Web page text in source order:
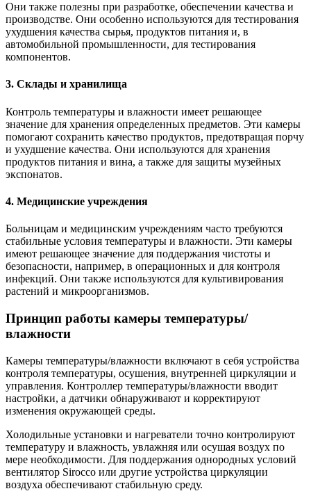
Они также полезны при разработке, обеспечении качества и
производстве. Они особенно используются для тестирования
ухудшения качества сырья, продуктов питания и, в
автомобильной промышленности, для тестирования
компонентов.
3. Склады и хранилища
Контроль температуры и влажности имеет решающее
значение для хранения определенных предметов. Эти камеры
помогают сохранить качество продуктов, предотвращая порчу
и ухудшение качества. Они используются для хранения
продуктов питания и вина, а также для защиты музейных
экспонатов.
4. Медицинские учреждения
Больницам и медицинским учреждениям часто требуются
стабильные условия температуры и влажности. Эти камеры
имеют решающее значение для поддержания чистоты и
безопасности, например, в операционных и для контроля
инфекций. Они также используются для культивирования
растений и микроорганизмов.
Принцип работы камеры температуры/
влажности
Камеры температуры/влажности включают в себя устройства
контроля температуры, осушения, внутренней циркуляции и
управления. Контроллер температуры/влажности вводит
настройки, а датчики обнаруживают и корректируют
изменения окружающей среды.
Холодильные установки и нагреватели точно контролируют
температуру и влажность, увлажняя или осушая воздух по
мере необходимости. Для поддержания однородных условий
вентилятор Sirocco или другие устройства циркуляции
воздуха обеспечивают стабильную среду.